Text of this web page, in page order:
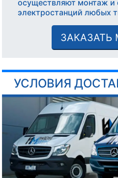
осуществляют монтаж и
электростанций любых
УСЛОВИЯ